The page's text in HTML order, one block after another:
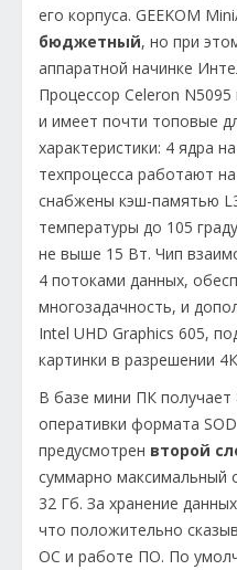
его корпуса. GEEKOM
бюджетный, но при
аппаратной начинке
Процессор Celeron
и имеет почти топовые
характеристики: 4 ядра
техпроцесса работают
снабжены кэш-памятью
температуры до 105
не выше 15 Вт. Чип
4 потоками данных,
многозадачность, и
Intel UHD Graphics 605,
картинки в разрешении
В базе мини ПК получает
оперативки формата
предусмотрен второй
суммарно
32 Гб. За хранение
что положительно
ОС и работе ПО. По